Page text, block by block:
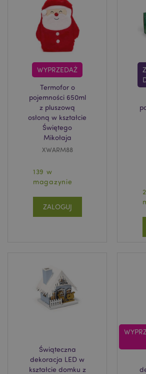
WYPRZEDAŻ
Termofor o
pojemności 650ml
z pluszową
osłoną w kształcie
Świętego
Mikołaja
XWARM88
139 w
magazynie
ZALOGUJ
Świąteczna
dekoracja LED w
kształcie domku z